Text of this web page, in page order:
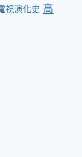
視演化史 高